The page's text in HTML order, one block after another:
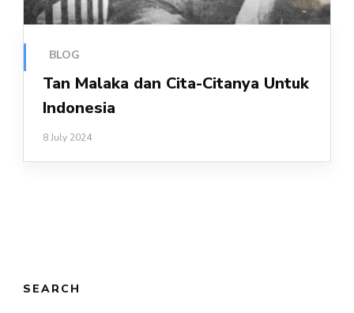
BLOG
Tan Malaka dan Cita-Citanya Untuk
Indonesia
8 July 2024
SEARCH